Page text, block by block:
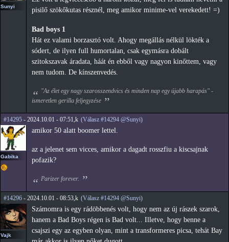
Sunyi
pisilő szökőkutas résznél, meg amikor minime-vel verekedett! =)
Bad boys 1
Hát ez valami borzasztó volt. Ahogy megállás nélkül lökték a
sódert, de ilyen full humortalan, csak egymásra dobált
szitokszavak áradata, háát én ebből vagy nagyon kinőttem, vagy
nem tudom. De kínszenvedés.
"Az élet egy nagy szarosszendvics és minden nap egy újabb harapás" -
ismeretlen gerilla feljegyzése
#14295 - 2024.10.01 - 07:51,k (Válasz #14294 @Sunyi)
Gabika
amikor 50 alatt boomer lettel.
az a jelenet sem vicces, amikor a dagadt rosszfiu a kiscsajnak
pofazik?
Parizer forever.
#14296 - 2024.10.01 - 08:53,k (Válasz #14294 @Sunyi)
Vajk
Számomra is egy rádöbbenés volt, hogy nem az új rászek szarok,
hanem a Bad Boys régen is Bad volt... Illetve, hogy benne a
csajszi egy az egyben olyan, mint a transformeres picsa, tehát Bay